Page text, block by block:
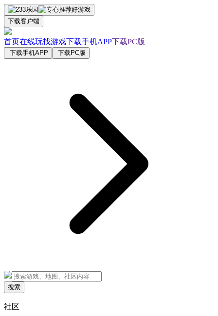
下载客户端
首页在线玩找游戏下载手机APP下载PC版
下载手机APP 下载PC版
搜索
社区